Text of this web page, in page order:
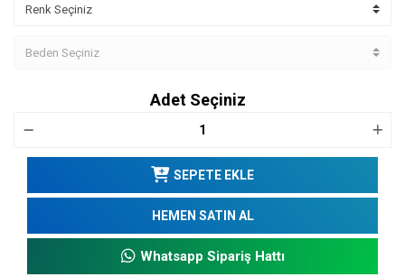
Adet Seçiniz
SEPETE EKLE
HEMEN SATIN AL
Whatsapp Sipariş Hattı